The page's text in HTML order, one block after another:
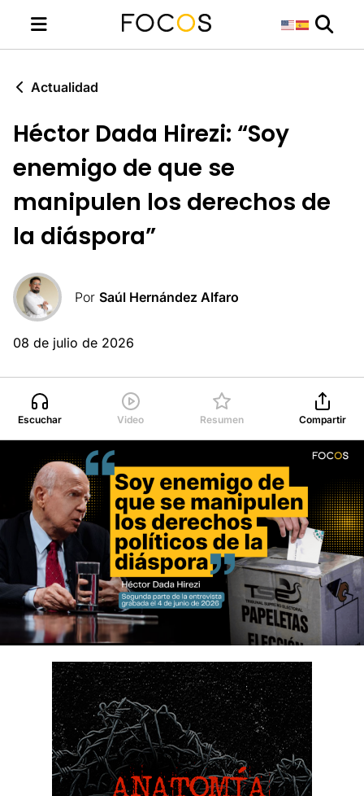
Actualidad
Héctor Dada Hirezi: “Soy
enemigo de que se
manipulen los derechos de
la diáspora”
Por Saúl Hernández Alfaro
08 de julio de 2026
Escuchar Video Resumen Compartir